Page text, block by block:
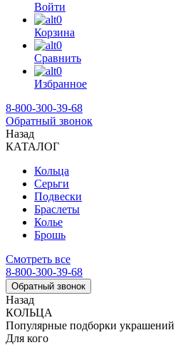
Войти
0
Корзина
0
Сравнить
0
Избранное
8-800-300-39-68
Обратный звонок
Назад
КАТАЛОГ
Кольца
Серьги
Подвески
Браслеты
Колье
Брошь
Смотреть все
8-800-300-39-68
Обратный звонок
Назад
КОЛЬЦА
Популярные подборки украшений
Для кого